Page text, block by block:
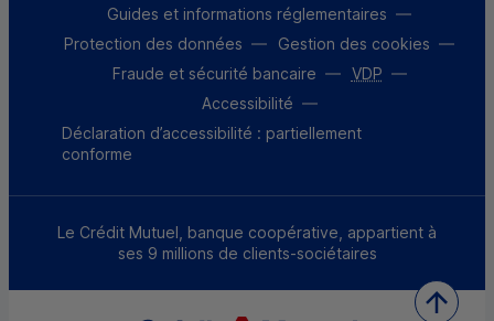
Guides et informations réglementaires
Protection des données
Gestion des cookies
Fraude et sécurité bancaire
VDP
Accessibilité
Déclaration d’accessibilité : partiellement
conforme
Le Crédit Mutuel, banque coopérative, appartient à
ses 9 millions de clients-sociétaires